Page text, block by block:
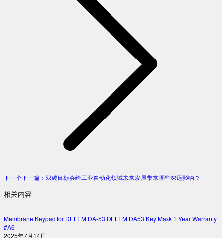
下一个下一篇： 双碳目标会给工业自动化领域未来发展带来哪些深远影响？
相关内容
Membrane Keypad for DELEM DA-53 DELEM DA53 Key Mask 1 Year Warranty
#A6
2025年7月14日